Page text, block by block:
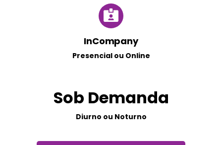
InCompany
Presencial ou Online
Sob Demanda
Diurno ou Noturno